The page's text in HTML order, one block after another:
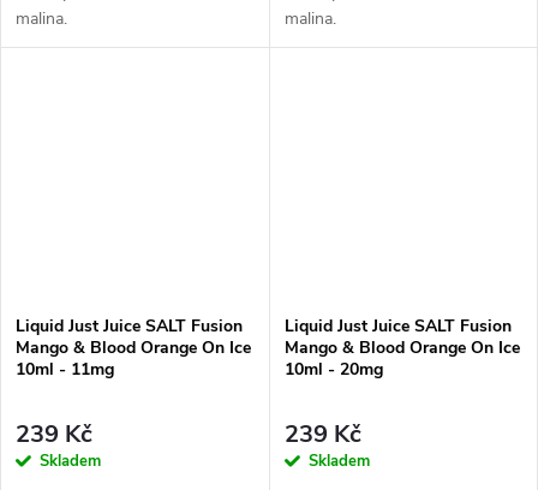
malina.
malina.
Liquid Just Juice SALT Fusion
Mango & Blood Orange On Ice
10ml - 11mg
239 Kč
Skladem
Liquid Just Juice SALT Fusion
Mango & Blood Orange On Ice
10ml - 20mg
239 Kč
Skladem